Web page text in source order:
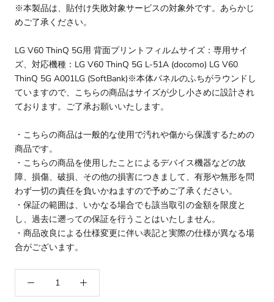
※本製品は、貼付け失敗対象サービスの対象外です。あらかじ
めご了承ください。
LG V60 ThinQ 5G用 背面プリントフィルムサイズ：専用サイ
ズ、対応機種：LG V60 ThinQ 5G L-51A (docomo) LG V60
ThinQ 5G A001LG (SoftBank)※本体パネルのふちがラウンドし
ていますので、こちらの商品はサイズが少し小さめに設計され
ております。ご了承お願いいたします。
・こちらの商品は一般的な使用で汚れや傷から保護するための
商品です。
・こちらの商品を使用したことによるデバイス機器などの故
障、損傷、破損、その他の損害につきまして、有形や無形を問
わず一切の責任を負いかねますので予めご了承ください。
・保証の範囲は、いかなる場合でも該当取引の金額を限度と
し、過去に遡っての保証を行うことはいたしません。
・商品改良による仕様変更に伴い表記と実際の仕様が異なる場
合がございます。